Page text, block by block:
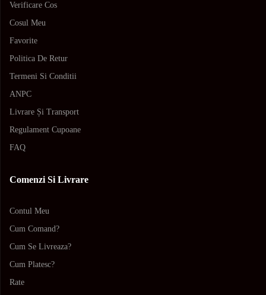
Verificare Cos
Cosul Meu
Favorite
Politica De Retur
Termeni Si Conditii
ANPC
Livrare Și Transport
Regulament Cupoane
FAQ
Comenzi Si Livrare
Contul Meu
Cum Comand?
Cum Se Livreaza?
Cum Platesc?
Rate